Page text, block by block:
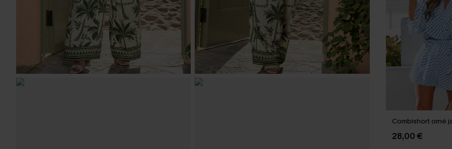
Combishort orné
28,00 €